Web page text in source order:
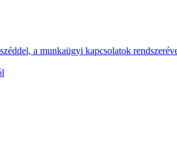
a munkaügyi kapcsolatok